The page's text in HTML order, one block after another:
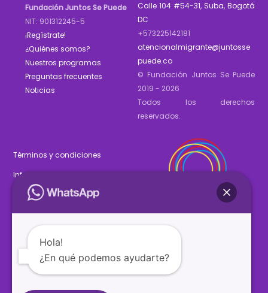
Fundación Juntos Se Puede
NIT: 901312245-5
¡Regístrate!
¿Quiénes somos?
Nuestros programas
Preguntas frecuentes
Noticias
Calle 104 #54-31, Suba, Bogotá
DC
+573225142181
atencionalmigrante@juntosse
puede.co
© Fundación Juntos Se Puede
2019 - 2026
Todos los derechos
reservados.
Términos y condiciones
Informe de gestión 2025
Estados financieros 2025
SÍGUENOS
Hola!
¿En qué podemos ayudarte?